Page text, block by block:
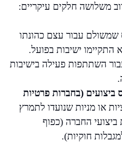
משלושה חלקים עיקריים:
שמשולם עבור עצם כהונתו
ישיבות בפועל.
השתתפות פעילה בישיבות
(בחברות פרטיות
או מניות שנועדו לתמרץ
החברה (כפוף
חוקיות).